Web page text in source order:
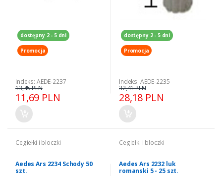
dostępny 2 - 5 dni
Promocja
Indeks: AEDE-2237
11,69 PLN
13,45 PLN
dostępny 2 - 5 dni
Promocja
Indeks: AEDE-2235
28,18 PLN
32,41 PLN
Cegiełki i bloczki
Aedes Ars 2234 Schody 50
szt.
Cegiełki i bloczki
Aedes Ars 2232 luk
romanski 5 - 25 szt.